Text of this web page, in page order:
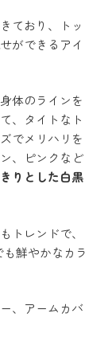
ており、トッ
ができるアイ
体のラインを
、タイトなト
でメリハリを
、ピンクなど
りとした白黒
トレンドで、
鮮やかなカラ
、アームカバ